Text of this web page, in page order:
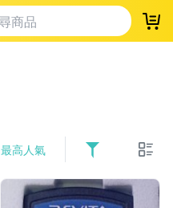
登
最高人氣